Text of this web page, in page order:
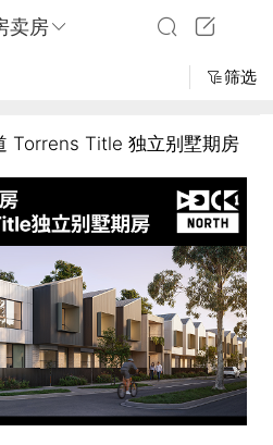
卖房
筛选
Torrens Title 独立别墅期房